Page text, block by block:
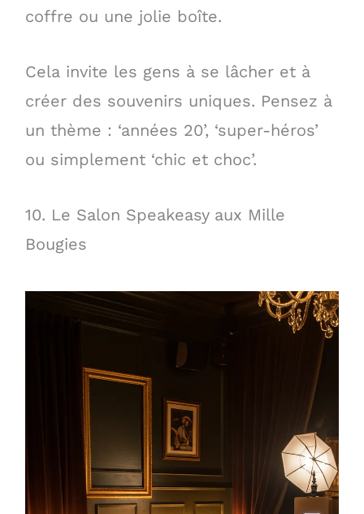
coffre ou une jolie boîte.
Cela invite les gens à se lâcher et à
créer des souvenirs uniques. Pensez à
un thème : ‘années 20’, ‘super-héros’
ou simplement ‘chic et choc’.
10. Le Salon Speakeasy aux Mille
Bougies